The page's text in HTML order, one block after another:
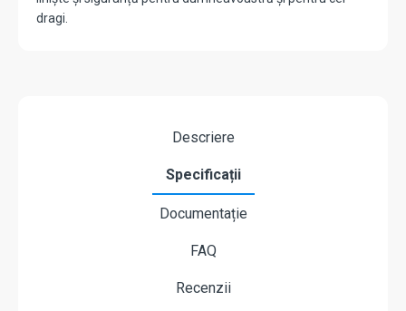
dragi.
Descriere
Specificații
Documentație
FAQ
Recenzii